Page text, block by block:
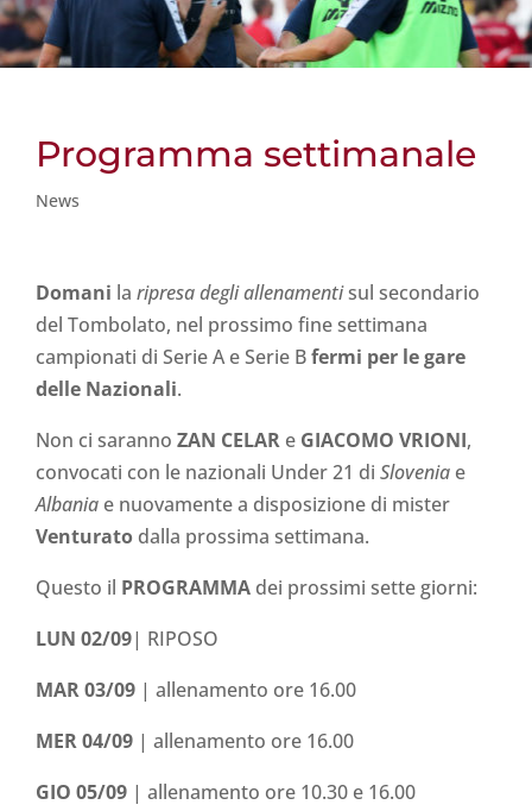
Programma settimanale
News
Domani la ripresa degli allenamentisul secondario
del Tombolato, nel prossimo fine settimana
campionati di Serie A e Serie Bfermi per le gare
delle Nazionali.
Non ci saranno ZAN CELAR e GIACOMO VRIONI,
convocati con le nazionali Under 21 di Slovenia e
Albania e nuovamente a disposizione di mister
Venturato dalla prossima settimana.
Questo il PROGRAMMA dei prossimi sette giorni:
LUN 02/09| RIPOSO
MAR 03/09 | allenamento ore 16.00
MER 04/09 | allenamento ore 16.00
GIO 05/09 | allenamento ore 10.30 e 16.00